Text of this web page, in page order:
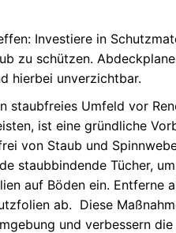
Investiere in
zu schützen.
hierbei unverzichtbar.
staubfreies Umfeld vor
ist eine gründliche
von Staub und
staubbindende Tücher,
auf Böden ein. Entferne
ab. Diese
und verbessern